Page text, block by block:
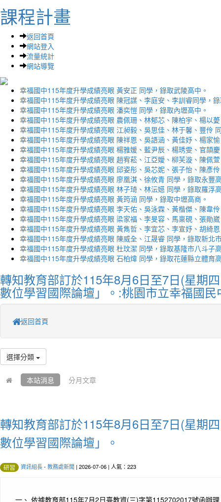
課程計畫
返回首頁
網站登入
流量統計
網站導覽
幸福國中115年度升學成績亮眼 黃安正 同學，錄取武陵高中。
幸福國中115年度升學成績亮眼 陳冠謀、李庭安、李訓睿同學，
幸福國中115年度升學成績亮眼 潘奕愷 同學，錄取內壢高中。
幸福國中115年度升學成績亮眼 農佩珊、林郁芯、陳柏宇、楊以
幸福國中115年度升學成績亮眼 江昶毅、吳思佳、林于馨、豐伶
幸福國中115年度升學成績亮眼 陳祥恩、吳語涵、黃佳妤、楊家
幸福國中115年度升學成績亮眼 楊雅媛、藍尹辰、楊琇雯、官頡
幸福國中115年度升學成績亮眼 趙宥菘、江亞嬡、柳芙漩、陳佩
幸福國中115年度升學成績亮眼 邱姿彤、吳芯妮、張子怡、陳彥
幸福國中115年度升學成績亮眼 廖凰淇、徐攸青 同學，錄取永豐
幸福國中115年度升學成績亮眼 林子琦、林沄嬨 同學，錄取羅浮
幸福國中115年度升學成績亮眼 黃筠涵 同學，錄取中壢高商。
幸福國中115年度升學成績亮眼 李天佑、吳泳霖、黃楷傑、陳韋
幸福國中115年度升學成績亮眼 梁家福、李旻容、馬稟硯、張勛
幸福國中115年度升學成績亮眼 黃雋哲、李宜芯、李宣妤、胡綺
幸福國中115年度升學成績亮眼 陳威全、江晟睿 同學，錄取新北
幸福國中115年度升學成績亮眼 杜玟潔 同學，錄取基隆市八斗子
幸福國中115年度升學成績亮眼 石柏煒 同學，錄取花蓮縣立體育
轉知教育部訂於115年8月6日至7日(星期
數位學習國際論壇」。:桃園市立幸福國
返回首頁
選擇分類
本站消息 分月文章
轉知教育部訂於115年8月6日至7日(星期
數位學習國際論壇」。
研習 資訊組長- 教務處新聞 | 2026-07-06 | 人氣：223
一、 依據教育部115年7月2日臺教資(三)字第1152702017號函辦